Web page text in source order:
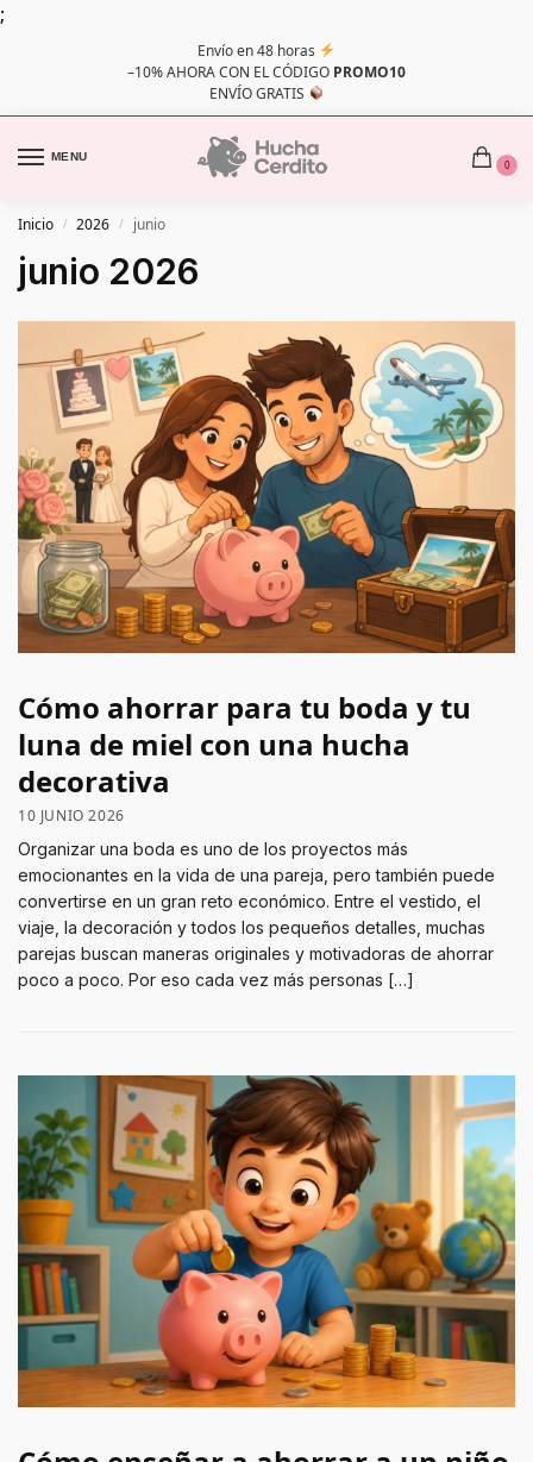
;
Envío en 48 horas
–10% AHORA CON EL CÓDIGO PROMO10
ENVÍO GRATIS
MENU
0
Inicio / 2026 / junio
junio 2026
Cómo ahorrar para tu boda y tu
luna de miel con una hucha
decorativa
10 JUNIO 2026
Organizar una boda es uno de los proyectos más
emocionantes en la vida de una pareja, pero también puede
convertirse en un gran reto económico. Entre el vestido, el
viaje, la decoración y todos los pequeños detalles, muchas
parejas buscan maneras originales y motivadoras de ahorrar
poco a poco. Por eso cada vez más personas […]